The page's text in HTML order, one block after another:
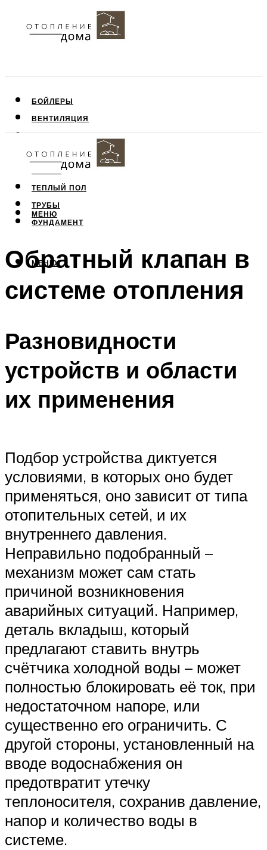
БОЙЛЕРЫ
ВЕНТИЛЯЦИЯ
ПОТОЛОК
СТЕНЫ
ТЕПЛЫЙ ПОЛ
ТРУБЫ
ФУНДАМЕНТ
МЕНЮ
МЕНЮ
Обратный клапан в
системе отопления
Разновидности
устройств и области
их применения
Подбор устройства диктуется
условиями, в которых оно будет
применяться, оно зависит от типа
отопительных сетей, и их
внутреннего давления.
Неправильно подобранный –
механизм может сам стать
причиной возникновения
аварийных ситуаций. Например,
деталь вкладыш, который
предлагают ставить внутрь
счётчика холодной воды – может
полностью блокировать её ток, при
недостаточном напоре, или
существенно его ограничить. С
другой стороны, установленный на
вводе водоснабжения он
предотвратит утечку
теплоносителя, сохранив давление,
напор и количество воды в
системе.